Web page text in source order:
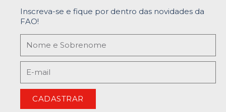
Inscreva-se e fique por dentro das novidades da
FAO!
CADASTRAR